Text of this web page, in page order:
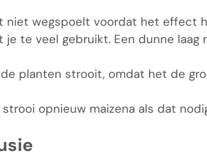
niet wegspoelt voordat het effect
te veel gebruikt. Een dunne laag
planten strooit, omdat het de
opnieuw maizena als dat